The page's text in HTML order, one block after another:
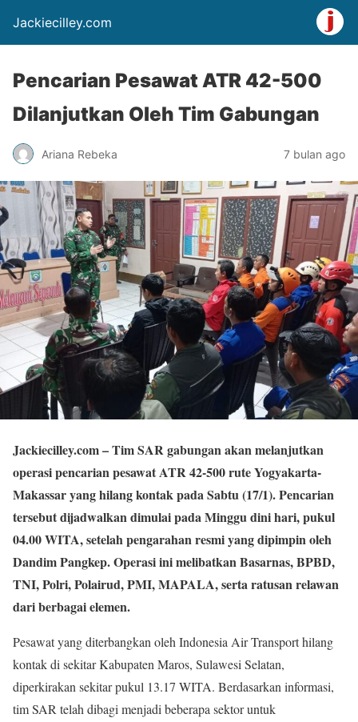
Jackiecilley.com
Pencarian Pesawat ATR 42-500
Dilanjutkan Oleh Tim Gabungan
Ariana Rebeka 7 bulan ago
Jackiecilley.com– Tim SAR gabungan akan melanjutkan
operasi pencarian pesawat ATR 42-500 rute Yogyakarta-
Makassar yang hilang kontak pada Sabtu (17/1). Pencarian
tersebut dijadwalkan dimulai pada Minggu dini hari, pukul
04.00 WITA, setelah pengarahan resmi yang dipimpin oleh
Dandim Pangkep. Operasi ini melibatkan Basarnas, BPBD,
TNI, Polri, Polairud, PMI, MAPALA, serta ratusan relawan
dari berbagai elemen.
Pesawat yang diterbangkan oleh Indonesia Air Transport hilang
kontak di sekitar Kabupaten Maros, Sulawesi Selatan,
diperkirakan sekitar pukul 13.17 WITA. Berdasarkan informasi,
tim SAR telah dibagi menjadi beberapa sektor untuk